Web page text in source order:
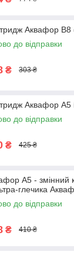
Аквафор B8
до відправки
₴ 303 ₴
Аквафор A5
до відправки
₴ 425 ₴
А5 - змінний
глечика
до відправки
₴ 410 ₴